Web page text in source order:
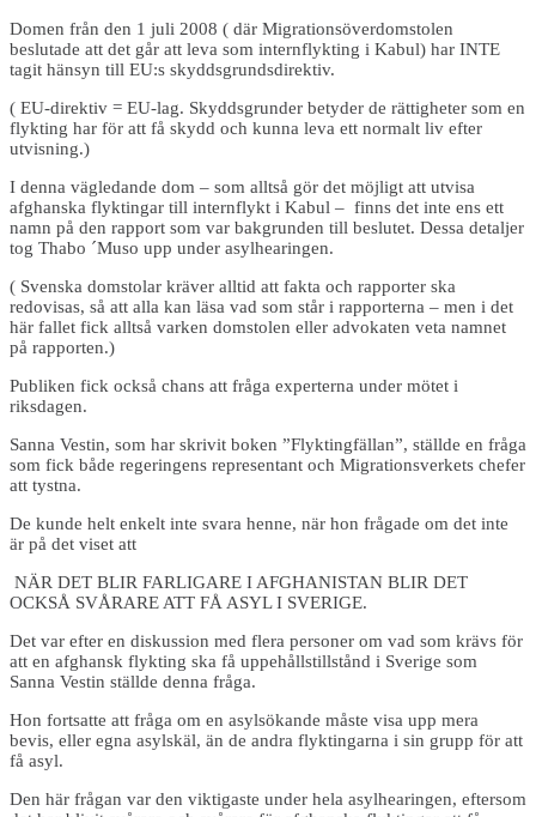
Domen från den 1 juli 2008 ( där Migrationsöverdomstolen
beslutade att det går att leva som internflykting i Kabul) har INTE
tagit hänsyn till EU:s skyddsgrundsdirektiv.
( EU-direktiv = EU-lag. Skyddsgrunder betyder de rättigheter som en
flykting har för att få skydd och kunna leva ett normalt liv efter
utvisning.)
I denna vägledande dom – som alltså gör det möjligt att utvisa
afghanska flyktingar till internflykt i Kabul – finns det inte ens ett
namn på den rapport som var bakgrunden till beslutet. Dessa detaljer
tog Thabo ´Muso upp under asylhearingen.
( Svenska domstolar kräver alltid att fakta och rapporter ska
redovisas, så att alla kan läsa vad som står i rapporterna – men i det
här fallet fick alltså varken domstolen eller advokaten veta namnet
på rapporten.)
Publiken fick också chans att fråga experterna under mötet i
riksdagen.
Sanna Vestin, som har skrivit boken ”Flyktingfällan”, ställde en fråga
som fick både regeringens representant och Migrationsverkets chefer
att tystna.
De kunde helt enkelt inte svara henne, när hon frågade om det inte
är på det viset att
NÄR DET BLIR FARLIGARE I AFGHANISTAN BLIR DET
OCKSÅ SVÅRARE ATT FÅ ASYL I SVERIGE.
Det var efter en diskussion med flera personer om vad som krävs för
att en afghansk flykting ska få uppehållstillstånd i Sverige som
Sanna Vestin ställde denna fråga.
Hon fortsatte att fråga om en asylsökande måste visa upp mera
bevis, eller egna asylskäl, än de andra flyktingarna i sin grupp för att
få asyl.
Den här frågan var den viktigaste under hela asylhearingen, eftersom